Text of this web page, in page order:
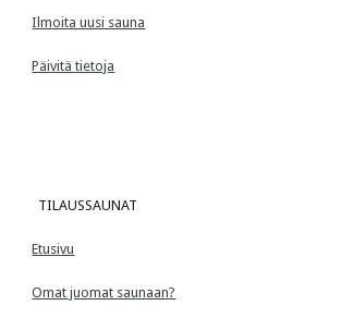
Ilmoita uusi sauna
Päivitä tietoja
  TILAUSSAUNAT
Etusivu
Omat juomat saunaan?